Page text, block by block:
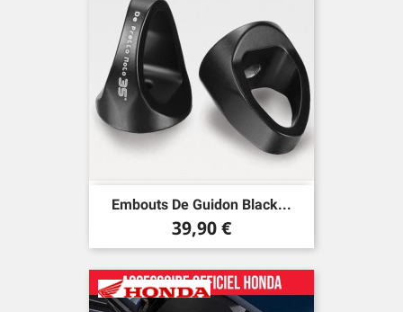
Embouts De Guidon Black...
Prix
39,90 €